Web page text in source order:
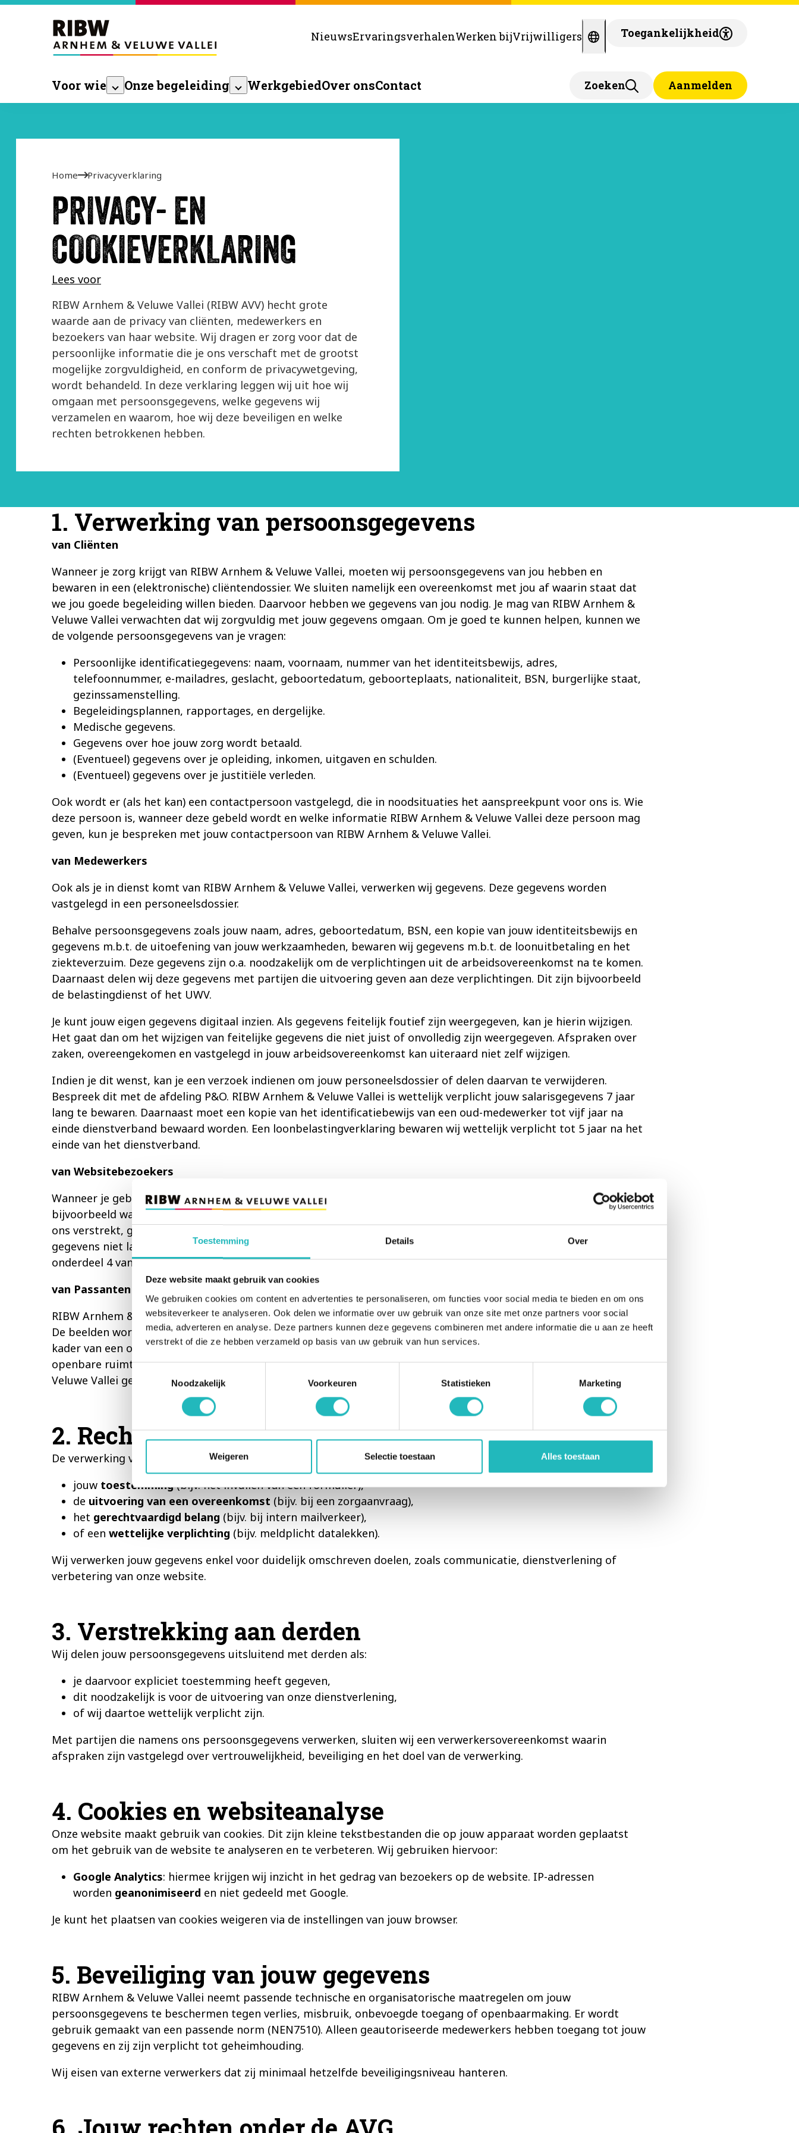
Toestemming Details Over
Deze website maakt gebruik van cookies
We gebruiken cookies om content en advertenties te personaliseren, om functies voor social media te bieden en om ons
websiteverkeer te analyseren. Ook delen we informatie over uw gebruik van onze site met onze partners voor social
media, adverteren en analyse. Deze partners kunnen deze gegevens combineren met andere informatie die u aan ze heeft
verstrekt of die ze hebben verzameld op basis van uw gebruik van hun services.
Toestemmingsselectie
Noodzakelijk
Voorkeuren Statistieken Marketing
Weigeren Selectie toestaan Alles toestaan
NieuwsErvaringsverhalenWerken bijVrijwilligers Toegankelijkheid
Voor wie Onze begeleiding WerkgebiedOver onsContact Zoeken Aanmelden
Home Privacyverklaring
PRIVACY- EN
COOKIEVERKLARING
Lees voor
RIBW Arnhem & Veluwe Vallei (RIBW AVV) hecht grote
waarde aan de privacy van cliënten, medewerkers en
bezoekers van haar website. Wij dragen er zorg voor dat de
persoonlijke informatie die je ons verschaft met de grootst
mogelijke zorgvuldigheid, en conform de privacywetgeving,
wordt behandeld. In deze verklaring leggen wij uit hoe wij
omgaan met persoonsgegevens, welke gegevens wij
verzamelen en waarom, hoe wij deze beveiligen en welke
rechten betrokkenen hebben.
1. Verwerking van persoonsgegevens
van Cliënten
Wanneer je zorg krijgt van RIBW Arnhem & Veluwe Vallei, moeten wij persoonsgegevens van jou hebben en
bewaren in een (elektronische) cliëntendossier. We sluiten namelijk een overeenkomst met jou af waarin staat dat
we jou goede begeleiding willen bieden. Daarvoor hebben we gegevens van jou nodig. Je mag van RIBW Arnhem &
Veluwe Vallei verwachten dat wij zorgvuldig met jouw gegevens omgaan. Om je goed te kunnen helpen, kunnen we
de volgende persoonsgegevens van je vragen:
Persoonlijke identificatiegegevens: naam, voornaam, nummer van het identiteitsbewijs, adres,
telefoonnummer, e-mailadres, geslacht, geboortedatum, geboorteplaats, nationaliteit, BSN, burgerlijke staat,
gezinssamenstelling.
Begeleidingsplannen, rapportages, en dergelijke.
Medische gegevens.
Gegevens over hoe jouw zorg wordt betaald.
(Eventueel) gegevens over je opleiding, inkomen, uitgaven en schulden.
(Eventueel) gegevens over je justitiële verleden.
Ook wordt er (als het kan) een contactpersoon vastgelegd, die in noodsituaties het aanspreekpunt voor ons is. Wie
deze persoon is, wanneer deze gebeld wordt en welke informatie RIBW Arnhem & Veluwe Vallei deze persoon mag
geven, kun je bespreken met jouw contactpersoon van RIBW Arnhem & Veluwe Vallei.
van Medewerkers
Ook als je in dienst komt van RIBW Arnhem & Veluwe Vallei, verwerken wij gegevens. Deze gegevens worden
vastgelegd in een personeelsdossier.
Behalve persoonsgegevens zoals jouw naam, adres, geboortedatum, BSN, een kopie van jouw identiteitsbewijs en
gegevens m.b.t. de uitoefening van jouw werkzaamheden, bewaren wij gegevens m.b.t. de loonuitbetaling en het
ziekteverzuim. Deze gegevens zijn o.a. noodzakelijk om de verplichtingen uit de arbeidsovereenkomst na te komen.
Daarnaast delen wij deze gegevens met partijen die uitvoering geven aan deze verplichtingen. Dit zijn bijvoorbeeld
de belastingdienst of het UWV.
Je kunt jouw eigen gegevens digitaal inzien. Als gegevens feitelijk foutief zijn weergegeven, kan je hierin wijzigen.
Het gaat dan om het wijzigen van feitelijke gegevens die niet juist of onvolledig zijn weergegeven. Afspraken over
zaken, overeengekomen en vastgelegd in jouw arbeidsovereenkomst kan uiteraard niet zelf wijzigen.
Indien je dit wenst, kan je een verzoek indienen om jouw personeelsdossier of delen daarvan te verwijderen.
Bespreek dit met de afdeling P&O. RIBW Arnhem & Veluwe Vallei is wettelijk verplicht jouw salarisgegevens 7 jaar
lang te bewaren. Daarnaast moet een kopie van het identificatiebewijs van een oud-medewerker tot vijf jaar na
einde dienstverband bewaard worden. Een loonbelastingverklaring bewaren wij wettelijk verplicht tot 5 jaar na het
einde van het dienstverband.
van Websitebezoekers
Wanneer je gebruik maakt van onze website, kunnen wij persoonsgegevens van jou verwerken. Dit gebeurt
bijvoorbeeld wanneer jij een contact- of aanmeldformulier invult of ons een e-mail stuurt. De gegevens die je aan
ons verstrekt, gebruiken wij uitsluitend voor het doel waarvoor je deze hebt achtergelaten. Wij bewaren jouw
gegevens niet langer dan nodig is voor een correcte afhandeling van jouw verzoek of zoals wettelijk vereist. Zie
onderdeel 4 van deze verklaring voor meer informatie over cookies.
van Passanten
RIBW Arnhem & Veluwe Vallei zet in bepaalde gevallen camera's in voor de veiligheid van mensen en eigendommen.
De beelden worden maximaal 4 weken bewaard tenzij het noodzakelijk is om te beelden langer te bewaren in het
kader van een onderzoek. Tijdens het plaatsen van de camera's is er rekening gehouden met het filmen van de
openbare ruimte. Toch kan het voorkomen dat passanten van verschillende locaties van RIBW RIBW Arnhem &
Veluwe Vallei gefilmd worden. Deze beelden worden goed beveiligd.
2. Rechtsgrond en doel van verwerking
De verwerking van jouw persoonsgegevens gebeurt op basis van:
jouw toestemming(bijv. het invullen van een formulier),
de uitvoering van een overeenkomst (bijv. bij een zorgaanvraag),
het gerechtvaardigd belang (bijv. bij intern mailverkeer),
of een wettelijke verplichting (bijv. meldplicht datalekken).
Wij verwerken jouw gegevens enkel voor duidelijk omschreven doelen, zoals communicatie, dienstverlening of
verbetering van onze website.
3. Verstrekking aan derden
Wij delen jouw persoonsgegevens uitsluitend met derden als:
je daarvoor expliciet toestemming heeft gegeven,
dit noodzakelijk is voor de uitvoering van onze dienstverlening,
of wij daartoe wettelijk verplicht zijn.
Met partijen die namens ons persoonsgegevens verwerken, sluiten wij een verwerkersovereenkomst waarin
afspraken zijn vastgelegd over vertrouwelijkheid, beveiliging en het doel van de verwerking.
4. Cookies en websiteanalyse
Onze website maakt gebruik van cookies. Dit zijn kleine tekstbestanden die op jouw apparaat worden geplaatst
om het gebruik van de website te analyseren en te verbeteren. Wij gebruiken hiervoor:
Google Analytics: hiermee krijgen wij inzicht in het gedrag van bezoekers op de website. IP-adressen
worden geanonimiseerd en niet gedeeld met Google.
Je kunt het plaatsen van cookies weigeren via de instellingen van jouw browser.
5. Beveiliging van jouw gegevens
RIBW Arnhem & Veluwe Vallei neemt passende technische en organisatorische maatregelen om jouw
persoonsgegevens te beschermen tegen verlies, misbruik, onbevoegde toegang of openbaarmaking. Er wordt
gebruik gemaakt van een passende norm (NEN7510). Alleen geautoriseerde medewerkers hebben toegang tot jouw
gegevens en zij zijn verplicht tot geheimhouding.
Wij eisen van externe verwerkers dat zij minimaal hetzelfde beveiligingsniveau hanteren.